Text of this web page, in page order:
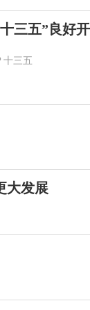
三五”良好
十三五
大发展